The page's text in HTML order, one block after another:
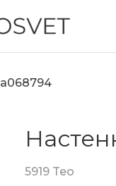
a068794
5919 Teo